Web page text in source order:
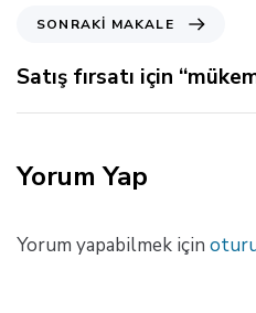
a
k
l
e
n
r
a
i
M
k
SONRAKI MAKALE
Satış fırsatı için
Yorum Yap
Yorum yapabilmek için